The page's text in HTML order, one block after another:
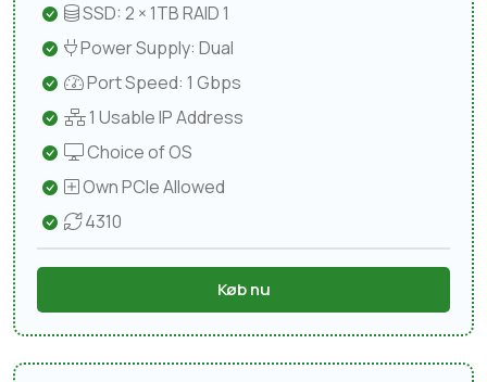
SSD: 2 × 1TB RAID 1
Power Supply: Dual
Port Speed: 1 Gbps
1 Usable IP Address
Choice of OS
Own PCIe Allowed
4310
Køb nu